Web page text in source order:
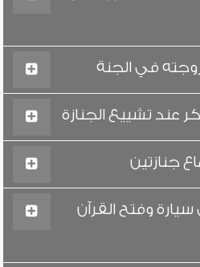
في الجنة
عند تشييع الجنازة
جنازتين
وفتح القرآن